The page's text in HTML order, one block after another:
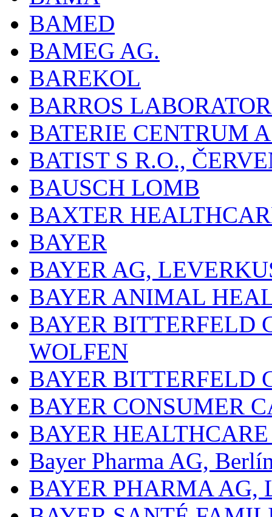
BAMED
BAMEG AG.
BAREKOL
BARROS
BATERIE CENTRUM
BATIST S R.O.,
BAUSCH LOMB
BAXTER
BAYER
BAYER AG,
BAYER ANIMAL
BAYER BITTERFELD
WOLFEN
BAYER BITTERFELD
BAYER CONSUMER
BAYER
Bayer Pharma AG,
BAYER PHARMA AG,